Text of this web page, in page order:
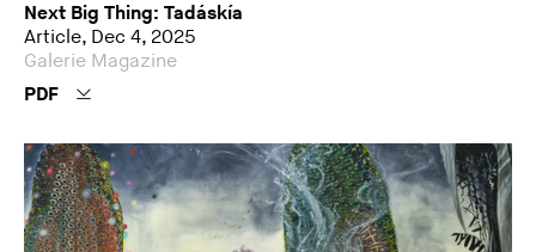
Next Big Thing: Tadáskía
Article, Dec 4, 2025
Galerie Magazine
PDF